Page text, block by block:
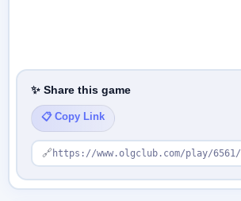
✨ Share this game
📋 Copy Link
🔗 https://www.olgclub.com/play/6561/